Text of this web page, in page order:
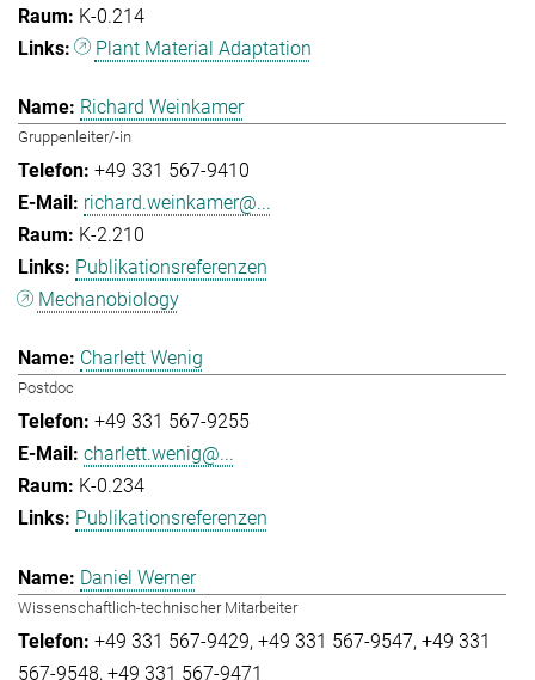
K-0.214
Plant Material Adaptation
Richard Weinkamer
Gruppenleiter/-in
+49 331 567-9410
richard.weinkamer@...
K-2.210
Publikationsreferenzen
Mechanobiology
Charlett Wenig
Postdoc
+49 331 567-9255
charlett.wenig@...
K-0.234
Publikationsreferenzen
Daniel Werner
Wissenschaftlich-technischer Mitarbeiter
+49 331 567-9429 +49 331 567-9547 +49 331
567-9548 +49 331 567-9471